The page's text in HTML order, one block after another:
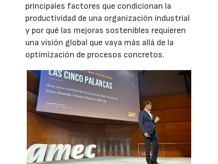
principales factores que condicionan la
productividad de una organización industrial
y por qué las mejoras sostenibles requieren
una visión global que vaya más allá de la
optimización de procesos concretos.